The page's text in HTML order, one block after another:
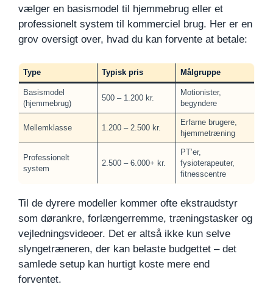
vælger en basismodel til hjemmebrug eller et
professionelt system til kommerciel brug. Her er en
grov oversigt over, hvad du kan forvente at betale:
Type Typisk pris Målgruppe
Basismodel
(hjemmebrug)
500 – 1.200 kr.
Motionister,
begyndere
Mellemklasse 1.200 – 2.500 kr.
Erfarne brugere,
hjemmetræning
Professionelt
system
2.500 – 6.000+ kr.
PT’er,
fysioterapeuter,
fitnesscentre
Til de dyrere modeller kommer ofte ekstraudstyr
som dørankre, forlængerremme, træningstasker og
vejledningsvideoer. Det er altså ikke kun selve
slyngetræneren, der kan belaste budgettet – det
samlede setup kan hurtigt koste mere end
forventet.